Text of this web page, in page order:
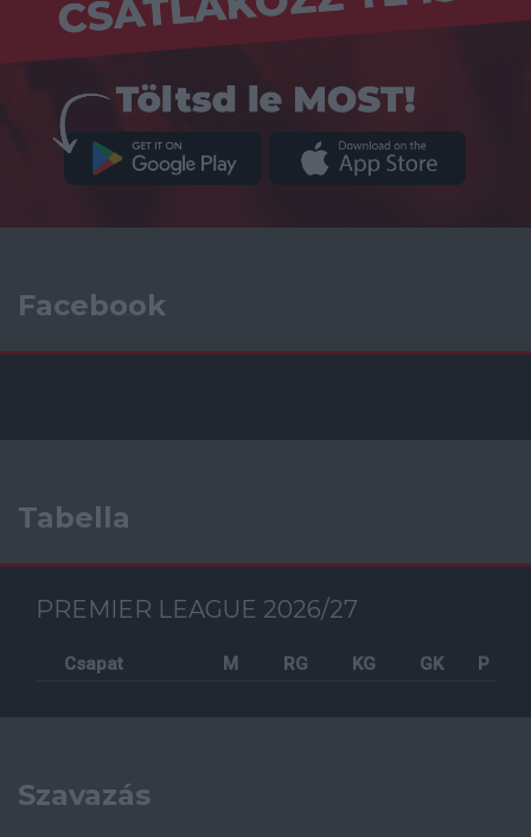
Facebook
Tabella
PREMIER LEAGUE 2026/27
Csapat M RG KG GK P
Szavazás